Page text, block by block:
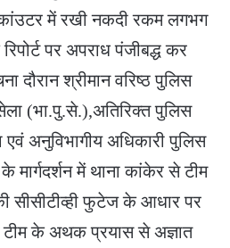
में रखी नकदी रकम लगभग
पर अपराध पंजीबद्ध कर
दौरान श्रीमान वरिष्ठ पुलिस
(भा.पु.से.),अतिरिक्त पुलिस
एवं अनुविभागीय अधिकारी पुलिस
मार्गदर्शन में थाना कांकेर से टीम
सीसीटीव्ही फुटेज के आधार पर
के अथक प्रयास से अज्ञात